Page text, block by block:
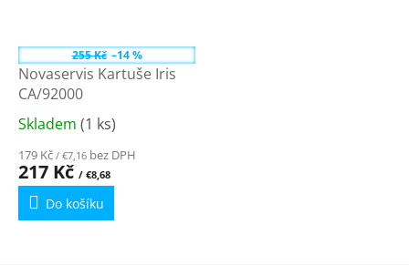
255 Kč –14 %
Novaservis Kartuše Iris
CA/92000
Průměrné
hodnocení
produktu
je
4,3
Skladem (1 ks)
179 Kč / €7,16 bez DPH
217 Kč / €8,68
Do košíku